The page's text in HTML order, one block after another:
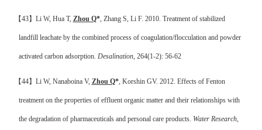
【43】 Li W, Hua T, Zhou Q*, Zhang S, Li F. 2010. Treatment of stabilized
landfill leachate by the combined process of coagulation/flocculation and powder
activated carbon adsorption. Desalination, 264(1-2): 56-62
【44】 Li W, Nanaboina V, Zhou Q*, Korshin GV. 2012. Effects of Fenton
treatment on the properties of effluent organic matter and their relationships with
the degradation of pharmaceuticals and personal care products. Water Research,